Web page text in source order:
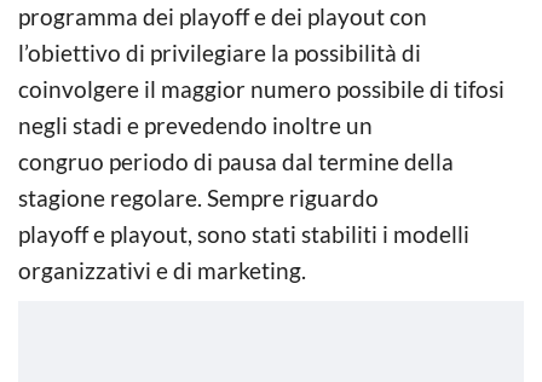
programma dei playoff e dei playout con
l’obiettivo di privilegiare la possibilità di
coinvolgere il maggior numero possibile di tifosi
negli stadi e prevedendo inoltre un
congruo periodo di pausa dal termine della
stagione regolare. Sempre riguardo
playoff e playout, sono stati stabiliti i modelli
organizzativi e di marketing.